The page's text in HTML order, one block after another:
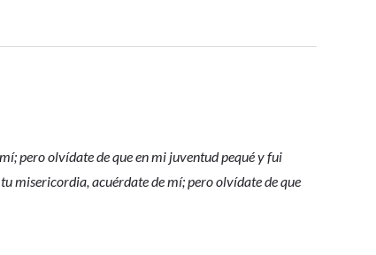
pero olvídate de que en mi juventud pequé y fui
misericordia, acuérdate de mí; pero olvídate de que